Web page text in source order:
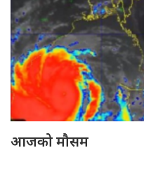
आजको मौसम